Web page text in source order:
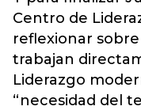
Centro de
reflexionar
trabajan
Liderazgo
“necesidad del